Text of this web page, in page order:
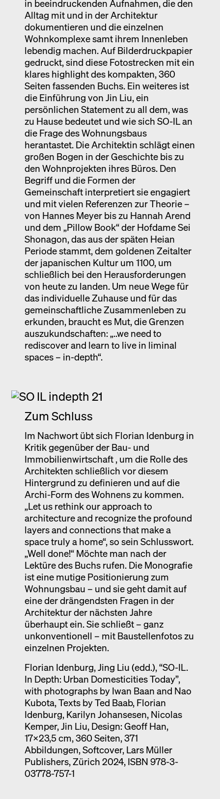
in beeindruckenden Aufnahmen, die den
Alltag mit und in der Architektur
dokumentieren und die einzelnen
Wohnkomplexe samt ihrem Innenleben
lebendig machen. Auf Bilderdruckpapier
gedruckt, sind diese Fotostrecken mit ein
klares highlight des kompakten, 360
Seiten fassenden Buchs. Ein weiteres ist
die Einführung von Jin Liu, ein
persönlichen Statement zu all dem, was
zu Hause bedeutet und wie sich SO-IL an
die Frage des Wohnungsbaus
herantastet. Die Architektin schlägt einen
großen Bogen in der Geschichte bis zu
den Wohnprojekten ihres Büros. Den
Begriff und die Formen der
Gemeinschaft interpretiert sie engagiert
und mit vielen Referenzen zur Theorie –
von Hannes Meyer bis zu Hannah Arend
und dem „Pillow Book“ der Hofdame Sei
Shonagon, das aus der späten Heian
Periode stammt, dem goldenen Zeitalter
der japanischen Kultur um 1100, um
schließlich bei den Herausforderungen
von heute zu landen. Um neue Wege für
das individuelle Zuhause und für das
gemeinschaftliche Zusammenleben zu
erkunden, braucht es Mut, die Grenzen
auszukundschaften: „..we need to
rediscover and learn to live in liminal
spaces – in-depth“.
Zum Schluss
Im Nachwort übt sich Florian Idenburg in
Kritik gegenüber der Bau- und
Immobilienwirtschaft , um die Rolle des
Architekten schließlich vor diesem
Hintergrund zu definieren und auf die
Archi-Form des Wohnens zu kommen.
„Let us rethink our approach to
architecture and recognize the profound
layers and connections that make a
space truly a home“, so sein Schlusswort.
„Well done!“ Möchte man nach der
Lektüre des Buchs rufen. Die Monografie
ist eine mutige Positionierung zum
Wohnungsbau – und sie geht damit auf
eine der drängendsten Fragen in der
Architektur der nächsten Jahre
überhaupt ein. Sie schließt – ganz
unkonventionell – mit Baustellenfotos zu
einzelnen Projekten.
Florian Idenburg, Jing Liu (edd.), “SO-IL.
In Depth: Urban Domesticities Today”,
with photographs by Iwan Baan and Nao
Kubota, Texts by Ted Baab, Florian
Idenburg, Karilyn Johansesen, Nicolas
Kemper, Jin Liu, Design: Geoff Han,
17x23,5 cm, 360 Seiten, 371
Abbildungen, Softcover, Lars Müller
Publishers, Zürich 2024, ISBN 978-3-
03778-757-1